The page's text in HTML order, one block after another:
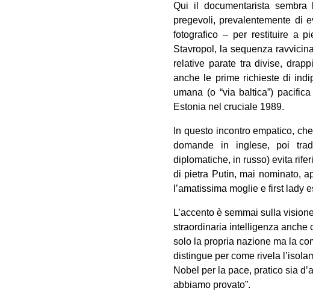
Qui il documentarista
pregevoli, prevalentemente di
fotografico – per restituire a
Stavropol, la sequenza
relative parate tra divise,
anche le prime richieste di
umana (o “via baltica”)
Estonia nel cruciale 1989.
In questo incontro empatico,
domande in inglese, poi
diplomatiche, in russo) evita
di pietra Putin, mai nominato,
l’amatissima moglie e first lady
L’accento è semmai sulla
straordinaria intelligenza anche
solo la propria nazione ma la
distingue per come rivela
Nobel per la pace, pratico sia
abbiamo provato”.